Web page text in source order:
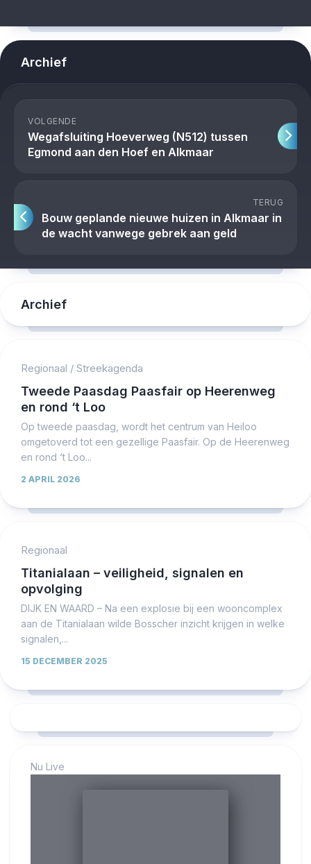
Archief
VOLGENDE
Wegafsluiting Hoeverweg (N512) tussen
Egmond aan den Hoef en Alkmaar
TERUG
Bouw geplande nieuwe huizen in Alkmaar in
de wacht vanwege gebrek aan geld
Archief
Regionaal / Streekagenda
Tweede Paasdag Paasfair op Heerenweg
en rond ‘t Loo
Op tweede paasdag, wordt het centrum van Heiloo
omgetoverd tot een gezellige Paasfair. Op de Heerenweg
en rond ‘t Loo...
2 APRIL 2026
Regionaal
Titanialaan – veiligheid, signalen en
opvolging
DIJK EN WAARD – Na een explosie bij een wooncomplex
aan de Titanialaan wilde Bosscher inzicht krijgen in welke
signalen,...
15 DECEMBER 2025
Nu Live